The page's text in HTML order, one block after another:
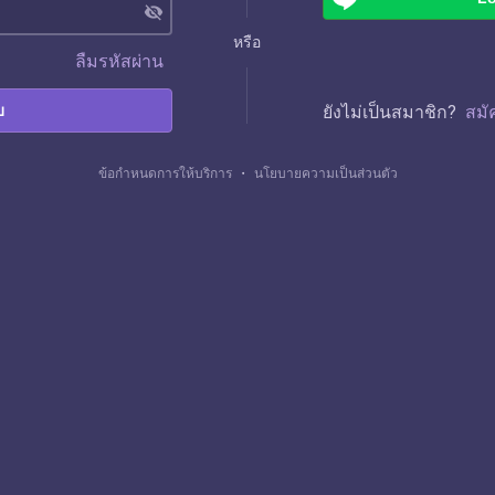
visibility_off
ลืมรหัสผ่าน
หรือ
ยังไม่เป็นสมาชิก? สมั
ข้อกำหนดการให้บริการ ・ นโยบายความเป็นส่วนตัว